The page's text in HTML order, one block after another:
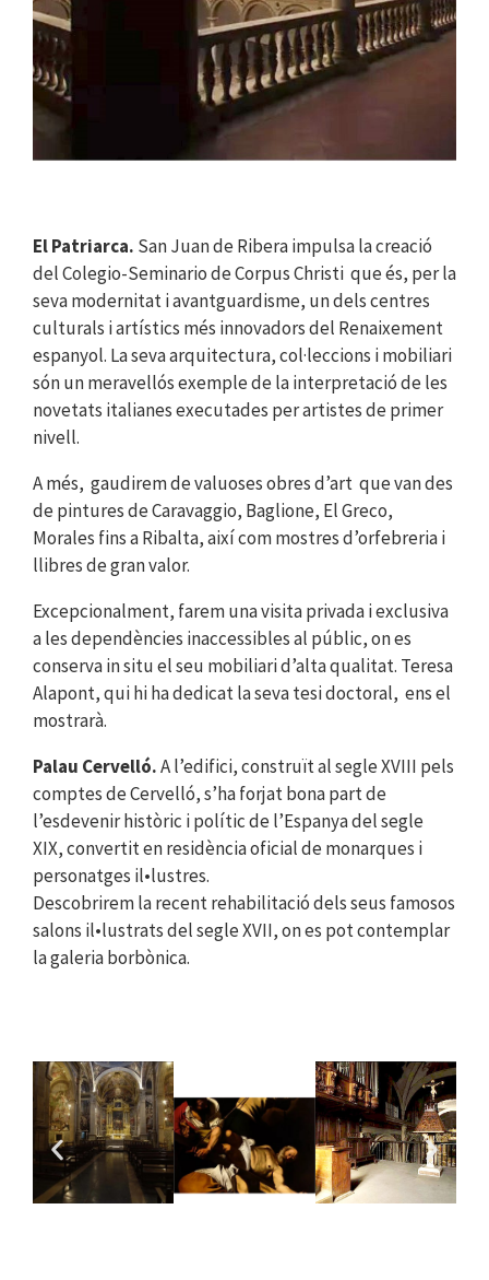
El Patriarca. San Juan de Ribera impulsa la creació
del Colegio-Seminario de Corpus Christi que és, per la
seva modernitat i avantguardisme, un dels centres
culturals i artístics més innovadors del Renaixement
espanyol. La seva arquitectura, col·leccions i mobiliari
són un meravellós exemple de la interpretació de les
novetats italianes executades per artistes de primer
nivell.
A més, gaudirem de valuoses obres d’art que van des
de pintures de Caravaggio, Baglione, El Greco,
Morales fins a Ribalta, així com mostres d’orfebreria i
llibres de gran valor.
Excepcionalment, farem una visita privada i exclusiva
a les dependències inaccessibles al públic, on es
conserva in situ el seu mobiliari d’alta qualitat. Teresa
Alapont, qui hi ha dedicat la seva tesi doctoral, ens el
mostrarà.
Palau Cervelló.A l’edifici, construït al segle XVIII pels
comptes de Cervelló, s’ha forjat bona part de
l’esdevenir històric i polític de l’Espanya del segle
XIX, convertit en residència oficial de monarques i
personatges il•lustres.
Descobrirem la recent rehabilitació dels seus famosos
salons il•lustrats del segle XVII, on es pot contemplar
la galeria borbònica.